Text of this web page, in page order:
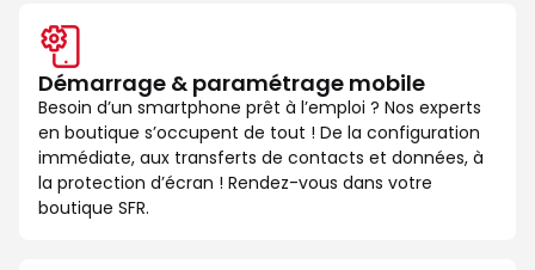
Démarrage & paramétrage mobile
Besoin d’un smartphone prêt à l’emploi ? Nos experts
en boutique s’occupent de tout ! De la configuration
immédiate, aux transferts de contacts et données, à
la protection d’écran ! Rendez-vous dans votre
boutique SFR.